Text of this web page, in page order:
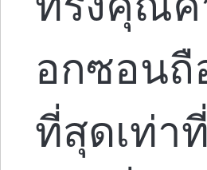
อกซอนถื
ที่สุดเท่า